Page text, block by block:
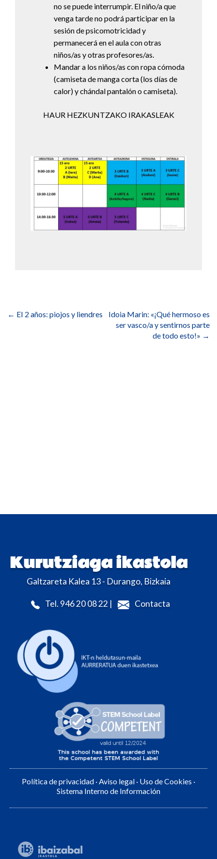
no se puede interrumpir. El niño/a que
venga tarde no podrá participar en la
sesión de psicomotricidad y
permanecerá en el aula con otras
niños/as y otras profesores/as.
Mandar a los niños/as con ropa cómoda
(camiseta de manga corta (los días de
calor) y chándal pantalón o camiseta).
HAUR HEZKUNTZAKO IRAKASLEAK
de
← EI 2 años: piojos y liendres
Idoia Marin: «¡Qué hermoso es
ser vasco/a y sentirnos parte
de todo esto!» →
Kurutziaga ikastola
Galtzareta Kalea 13 - Durango, Bizkaia
Tel. 946 20 08 22 | Contacta
Política de privacidad ·Aviso legal · Uso de Cookies ·
Sistema Interno de Información